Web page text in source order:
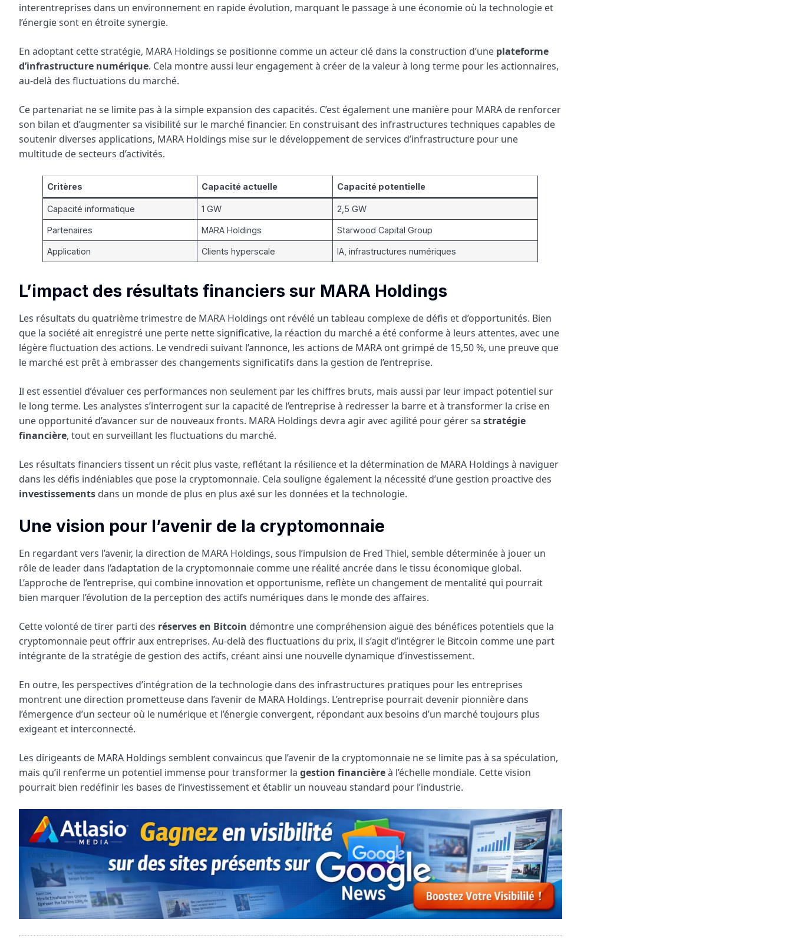
interentreprises dans un environnement en rapide évolution, marquant le passage à une économie où la technologie et
l’énergie sont en étroite synergie.
En adoptant cette stratégie, MARA Holdings se positionne comme un acteur clé dans la construction d’une plateforme
d’infrastructure numérique. Cela montre aussi leur engagement à créer de la valeur à long terme pour les actionnaires,
au-delà des fluctuations du marché.
Ce partenariat ne se limite pas à la simple expansion des capacités. C’est également une manière pour MARA de renforcer
son bilan et d’augmenter sa visibilité sur le marché financier. En construisant des infrastructures techniques capables de
soutenir diverses applications, MARA Holdings mise sur le développement de services d’infrastructure pour une
multitude de secteurs d’activités.
Critères Capacité actuelle Capacité potentielle
Capacité informatique 1 GW 2,5 GW
Partenaires MARA Holdings Starwood Capital Group
Application Clients hyperscale IA, infrastructures numériques
L’impact des résultats financiers sur MARA Holdings
Les résultats du quatrième trimestre de MARA Holdings ont révélé un tableau complexe de défis et d’opportunités. Bien
que la société ait enregistré une perte nette significative, la réaction du marché a été conforme à leurs attentes, avec une
légère fluctuation des actions. Le vendredi suivant l’annonce, les actions de MARA ont grimpé de 15,50 %, une preuve que
le marché est prêt à embrasser des changements significatifs dans la gestion de l’entreprise.
Il est essentiel d’évaluer ces performances non seulement par les chiffres bruts, mais aussi par leur impact potentiel sur
le long terme. Les analystes s’interrogent sur la capacité de l’entreprise à redresser la barre et à transformer la crise en
une opportunité d’avancer sur de nouveaux fronts. MARA Holdings devra agir avec agilité pour gérer sa stratégie
financière, tout en surveillant les fluctuations du marché.
Les résultats financiers tissent un récit plus vaste, reflétant la résilience et la détermination de MARA Holdings à naviguer
dans les défis indéniables que pose la cryptomonnaie. Cela souligne également la nécessité d’une gestion proactive des
investissements dans un monde de plus en plus axé sur les données et la technologie.
Une vision pour l’avenir de la cryptomonnaie
En regardant vers l’avenir, la direction de MARA Holdings, sous l’impulsion de Fred Thiel, semble déterminée à jouer un
rôle de leader dans l’adaptation de la cryptomonnaie comme une réalité ancrée dans le tissu économique global.
L’approche de l’entreprise, qui combine innovation et opportunisme, reflète un changement de mentalité qui pourrait
bien marquer l’évolution de la perception des actifs numériques dans le monde des affaires.
Cette volonté de tirer parti des réserves en Bitcoin démontre une compréhension aiguë des bénéfices potentiels que la
cryptomonnaie peut offrir aux entreprises. Au-delà des fluctuations du prix, il s’agit d’intégrer le Bitcoin comme une part
intégrante de la stratégie de gestion des actifs, créant ainsi une nouvelle dynamique d’investissement.
En outre, les perspectives d’intégration de la technologie dans des infrastructures pratiques pour les entreprises
montrent une direction prometteuse dans l’avenir de MARA Holdings. L’entreprise pourrait devenir pionnière dans
l’émergence d’un secteur où le numérique et l’énergie convergent, répondant aux besoins d’un marché toujours plus
exigeant et interconnecté.
Les dirigeants de MARA Holdings semblent convaincus que l’avenir de la cryptomonnaie ne se limite pas à sa spéculation,
mais qu’il renferme un potentiel immense pour transformer la gestion financièreà l’échelle mondiale. Cette vision
pourrait bien redéfinir les bases de l’investissement et établir un nouveau standard pour l’industrie.